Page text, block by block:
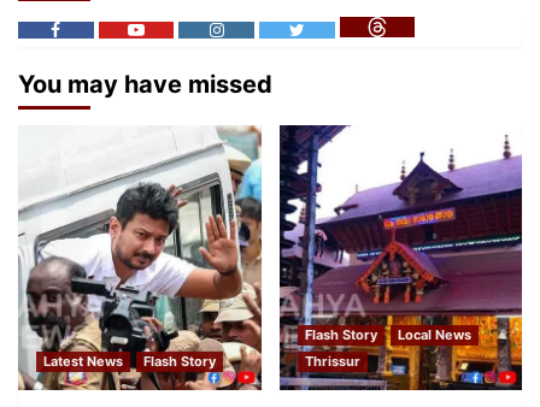
You may have missed
Latest News Flash Story
Flash Story
Local News
Thrissur